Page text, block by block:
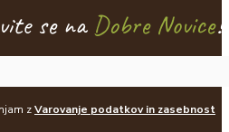
se naDobre Novice!
zVarovanje podatkov in zasebnost